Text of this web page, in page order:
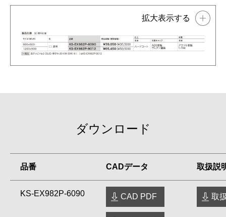
ダウンロード
品番 CADデータ 取扱説
KS-EX982P-6090 CAD PDF 取